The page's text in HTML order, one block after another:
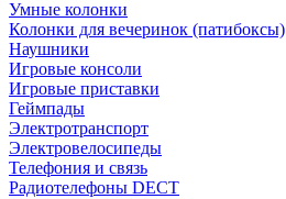
Умные колонки
Колонки для вечеринок (патибоксы)
Наушники
Игровые консоли
Игровые приставки
Геймпады
Электротранспорт
Электровелосипеды
Телефония и связь
Радиотелефоны DECT